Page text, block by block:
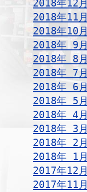
2018年12月
2018年11月
2018年10月
2018年 9月
2018年 8月
2018年 7月
2018年 6月
2018年 5月
2018年 4月
2018年 3月
2018年 2月
2018年 1月
2017年12月
2017年11月